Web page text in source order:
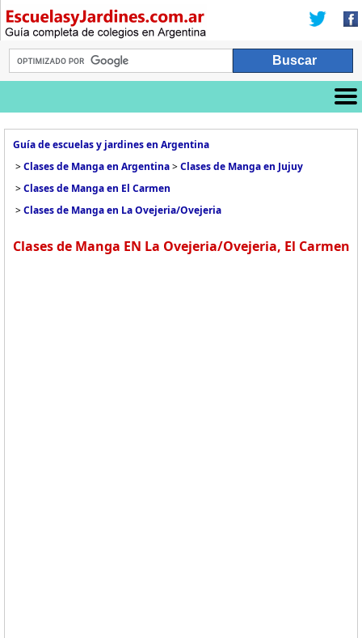
Guía de escuelas y jardines en Argentina
>Clases de Manga en Argentina>Clases de Manga en Jujuy
>Clases de Manga en El Carmen
>Clases de Manga en La Ovejeria/Ovejeria
Clases de Manga EN La Ovejeria/Ovejeria, El Carmen